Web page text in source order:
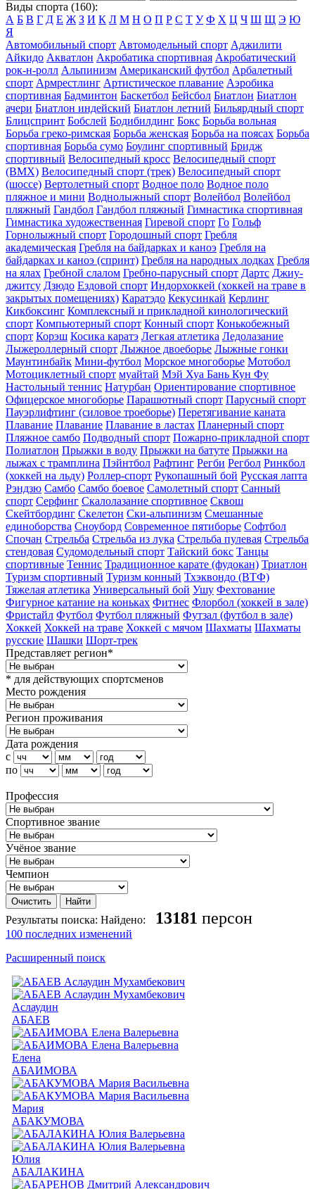
Виды спорта (160):
А Б В Г Д Е Ж З И К Л М Н О П Р С Т У Ф Х Ц Ч Ш Щ Э Ю
Я
Автомобильный спорт Автомодельный спорт Аджилити
Айкидо Акватлон Акробатика спортивная Акробатический
рок-н-ролл Альпинизм Американский футбол Арбалетный
спорт Армрестлинг Артистическое плавание Аэробика
спортивная Бадминтон Баскетбол Бейсбол Биатлон Биатлон
ачери Биатлон индейский Биатлон летний Бильярдный спорт
Блицспринт Бобслей Бодибилдинг Бокс Борьба вольная
Борьба греко-римская Борьба женская Борьба на поясах Борьба
спортивная Борьба сумо Боулинг спортивный Бридж
спортивный Велосипедный кросс Велосипедный спорт
(BMX) Велосипедный спорт (трек) Велосипедный спорт
(шоссе) Вертолетный спорт Водное поло Водное поло
пляжное и мини Воднолыжный спорт Волейбол Волейбол
пляжный Гандбол Гандбол пляжный Гимнастика спортивная
Гимнастика художественная Гиревой спорт Го Гольф
Горнолыжный спорт Городошный спорт Гребля
академическая Гребля на байдарках и каноэ Гребля на
байдарках и каноэ (спринт) Гребля на народных лодках Гребля
на ялах Гребной слалом Гребно-парусный спорт Дартс Джиу-
джитсу Дзюдо Ездовой спорт Индорхоккей (хоккей на траве в
закрытых помещениях) Каратэдо Кекусинкай Керлинг
Кикбоксинг Комплексный и прикладной кинологический
спорт Компьютерный спорт Конный спорт Конькобежный
спорт Корэш Косика каратэ Легкая атлетика Ледолазание
Лыжероллерный спорт Лыжное двоеборье Лыжные гонки
Маунтинбайк Мини-футбол Морское многоборье Мотобол
Мотоциклетный спорт муайтай Мэй Хуа Бань Кун Фу
Настольный теннис Натурбан Ориентирование cпортивное
Офицерское многоборье Парашютный спорт Парусный спорт
Пауэрлифтинг (силовое троеборье) Перетягивание каната
Плавание Плавание Плавание в ластах Планерный спорт
Пляжное самбо Подводный спорт Пожарно-прикладной спорт
Полиатлон Прыжки в воду Прыжки на батуте Прыжки на
лыжах с трамплина Пэйнтбол Рафтинг Регби Регбол Ринкбол
(хоккей на льду) Роллер-спорт Рукопашный бой Русская лапта
Рэндзю Самбо Самбо боевое Самолетный спорт Санный
спорт Серфинг Скалолазание спортивное Сквош
Скейтбординг Скелетон Ски-альпинизм Смешанные
единоборства Сноуборд Современное пятиборье Софтбол
Спочан Стрельба Стрельба из лука Стрельба пулевая Стрельба
стендовая Судомодельный спорт Тайский бокс Танцы
спортивные Теннис Традиционное карате (фудокан) Триатлон
Туризм cпортивный Туризм конный Тхэквондо (ВТФ)
Тяжелая атлетика Универсальный бой Ушу Фехтование
Фигурное катание на коньках Фитнес Флорбол (хоккей в зале)
Фристайл Футбол Футбол пляжный Футзал (футбол в зале)
Хоккей Хоккей на траве Хоккей с мячом Шахматы Шахматы
русские Шашки Шорт-трек
Представляет регион*
* для действующих спортсменов
Место рождения
Регион проживания
Дата рождения
с
по
Профессия
Спортивное звание
Учёное звание
Чемпион
Результаты поиска: Найдено: 13181 персон
100 последних изменений
Расширенный поиск
Аслаудин
АБАЕВ
Елена
АБАИМОВА
Мария
АБАКУМОВА
Юлия
АБАЛАКИНА